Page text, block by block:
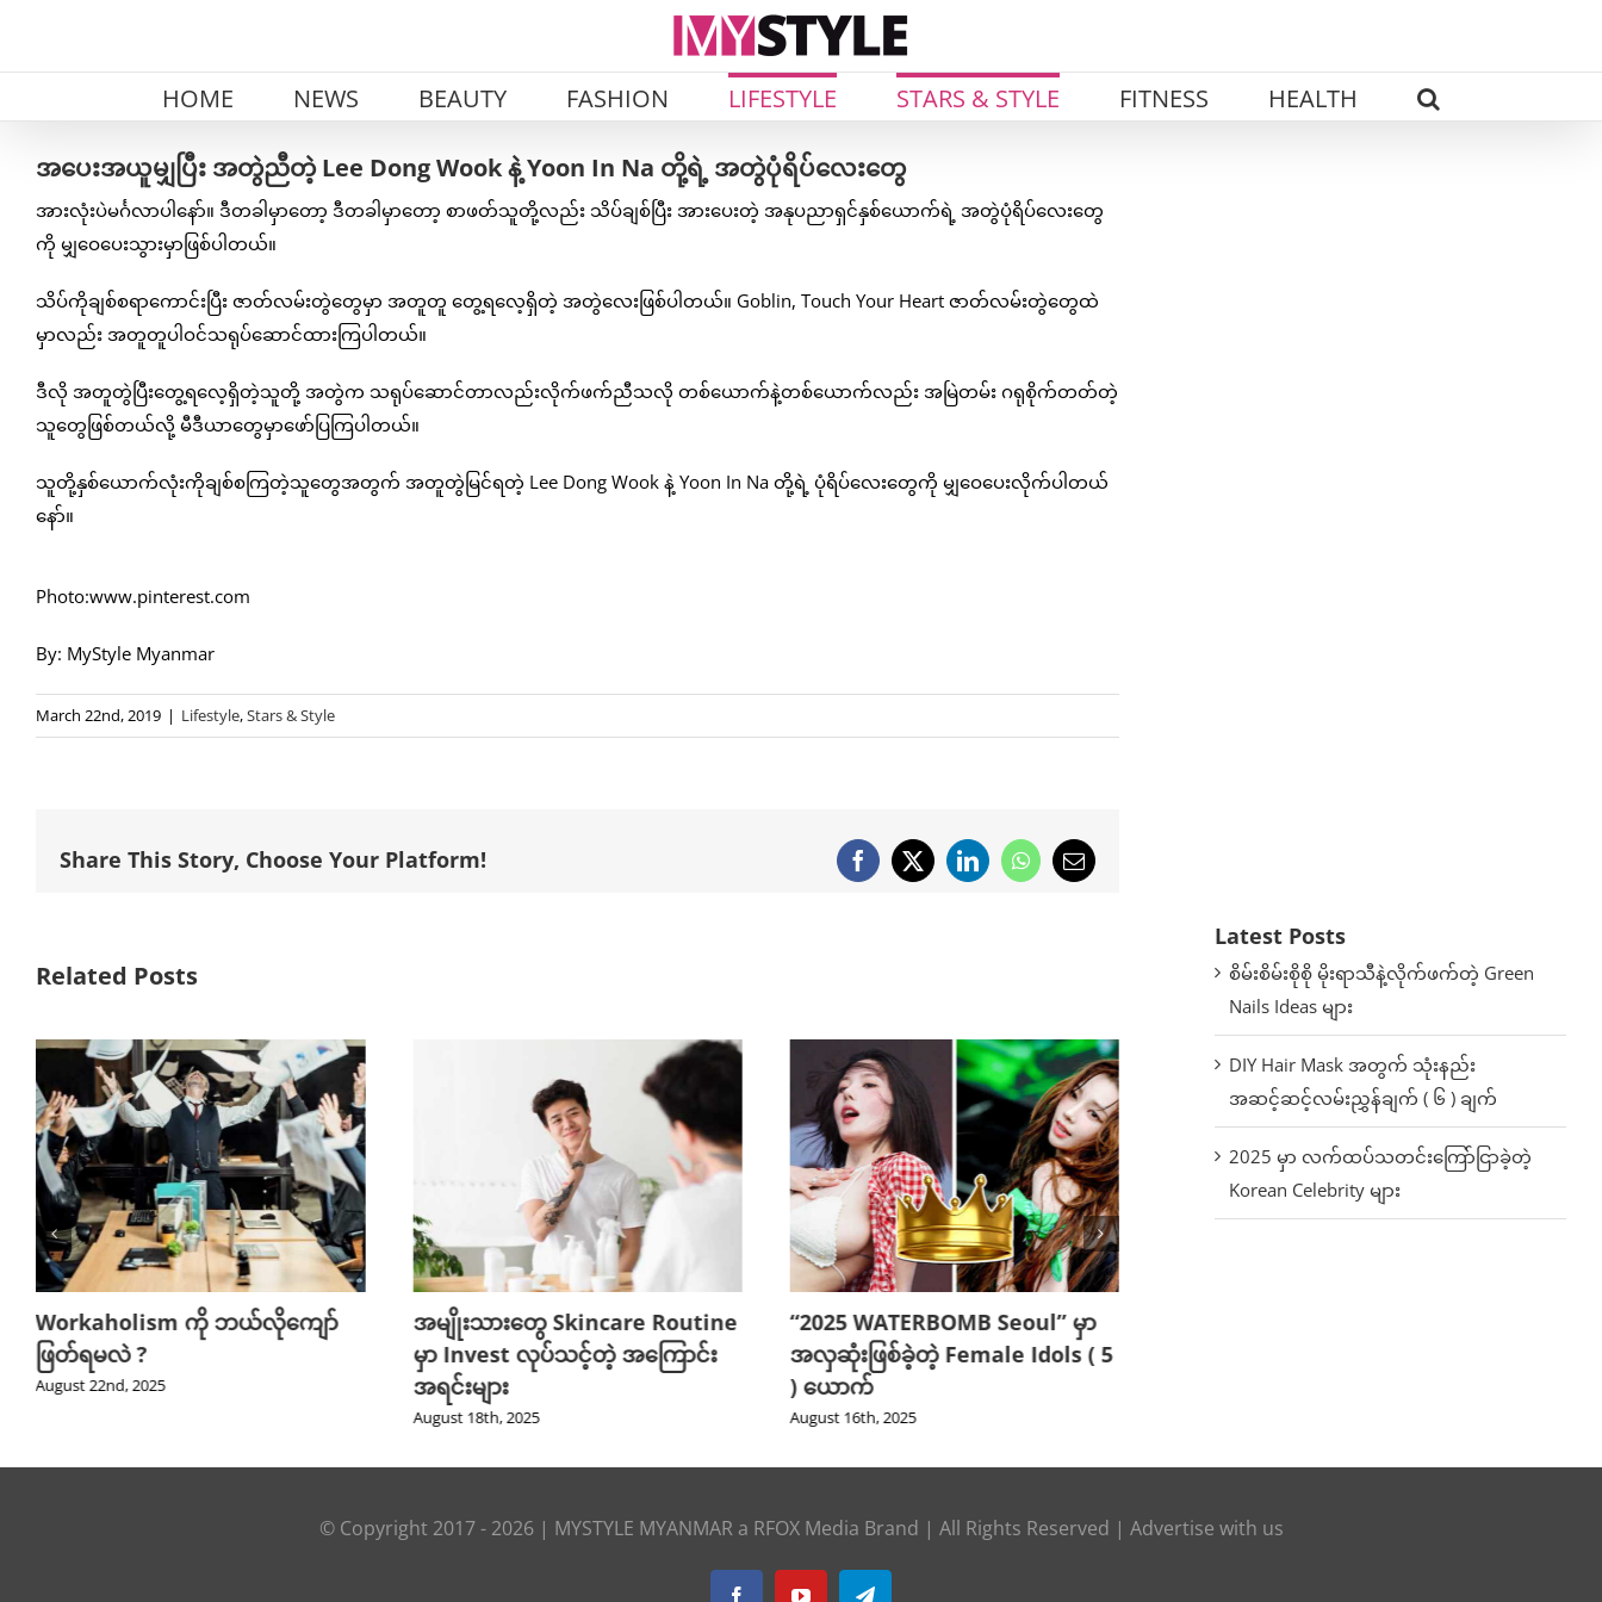
HOME NEWS BEAUTY FASHION LIFESTYLE STARS & STYLE FITNESS HEALTH
အပေးအယူမျှပြီး အတွဲညီတဲ့ Lee Dong Wook နဲ့ Yoon In Na တို့ရဲ့ အတွဲပုံရိပ်လေးတွေ
အားလုံးပဲမင်္ဂလာပါနော်။ ဒီတခါမှာတော့ ဒီတခါမှာတော့ စာဖတ်သူတို့လည်း သိပ်ချစ်ပြီး အားပေးတဲ့ အနုပညာရှင်နှစ်ယောက်ရဲ့ အတွဲပုံရိပ်လေးတွေ
ကို မျှဝေပေးသွားမှာဖြစ်ပါတယ်။
သိပ်ကိုချစ်စရာကောင်းပြီး ဇာတ်လမ်းတွဲတွေမှာ အတူတူ တွေ့ရလေ့ရှိတဲ့ အတွဲလေးဖြစ်ပါတယ်။ Goblin, Touch Your Heart ဇာတ်လမ်းတွဲတွေထဲ
မှာလည်း အတူတူပါဝင်သရုပ်ဆောင်ထားကြပါတယ်။
ဒီလို အတူတွဲပြီးတွေ့ရလေ့ရှိတဲ့သူတို့ အတွဲက သရုပ်ဆောင်တာလည်းလိုက်ဖက်ညီသလို တစ်ယောက်နဲ့တစ်ယောက်လည်း အမြဲတမ်း ဂရုစိုက်တတ်တဲ့
သူတွေဖြစ်တယ်လို့ မီဒီယာတွေမှာဖော်ပြကြပါတယ်။
သူတို့နှစ်ယောက်လုံးကိုချစ်စကြတဲ့သူတွေအတွက် အတူတွဲမြင်ရတဲ့ Lee Dong Wook နဲ့ Yoon In Na တို့ရဲ့ ပုံရိပ်လေးတွေကို မျှဝေပေးလိုက်ပါတယ်
နော်။
Photo:www.pinterest.com
By: MyStyle Myanmar
March 22nd, 2019 | Lifestyle,Stars & Style
Share This Story, Choose Your Platform! Facebook
X LinkedInWhatsApp
Email
Related Posts
Workaholism ကို ဘယ်လိုကျော်
ဖြတ်ရမလဲ ?
August 22nd, 2025
အမျိုးသားတွေ Skincare Routine
မှာ Invest လုပ်သင့်တဲ့ အကြောင်း
အရင်းများ
August 18th, 2025
“2025 WATERBOMB Seoul” မှာ
အလှဆုံးဖြစ်ခဲ့တဲ့ Female Idols ( 5
) ယောက်
August 16th, 2025
Latest Posts
စိမ်းစိမ်းစိုစို မိုးရာသီနဲ့လိုက်ဖက်တဲ့ Green
Nails Ideas များ
DIY Hair Mask အတွက် သုံးနည်း
အဆင့်ဆင့်လမ်းညွှန်ချက် ( ၆ ) ချက်
2025 မှာ လက်ထပ်သတင်းကြော်ငြာခဲ့တဲ့
Korean Celebrity များ
© Copyright 2017 - 2026| MYSTYLE MYANMARa RFOX Media Brand | All Rights Reserved | Advertise with us